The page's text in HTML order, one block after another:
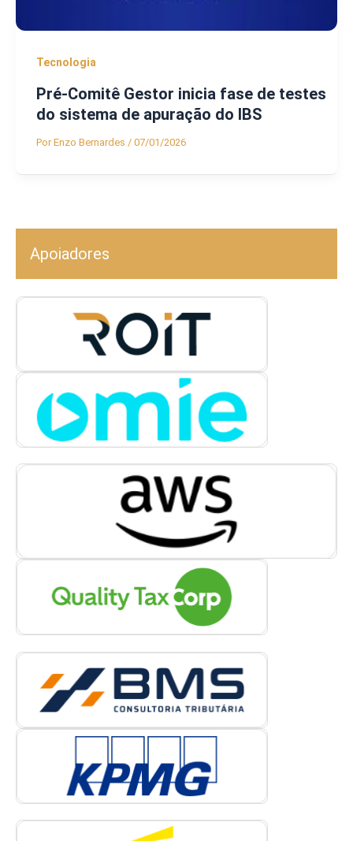
Tecnologia
Pré-Comitê Gestor inicia fase de testes
do sistema de apuração do IBS
PorEnzo Bernardes / 07/01/2026
Apoiadores